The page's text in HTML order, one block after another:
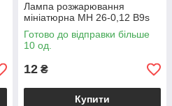
Лампа розжарювання
мініатюрна МН 26-0,12 B9s
Готово до відправки більше
10 од.
12 ₴
Купити